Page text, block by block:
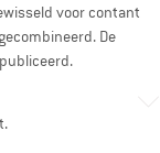
voor contant
De